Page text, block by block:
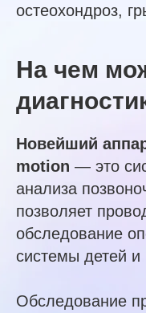
остеохондроз,
На чем
Новейший
motion — это
анализа
позволяет
обследование
системы детей и
Обследование